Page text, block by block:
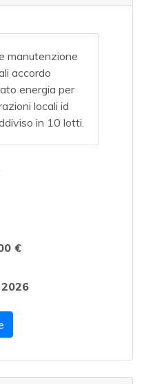
manutenzione
accordo
energia per
locali id
in 10 lotti.
€
2026